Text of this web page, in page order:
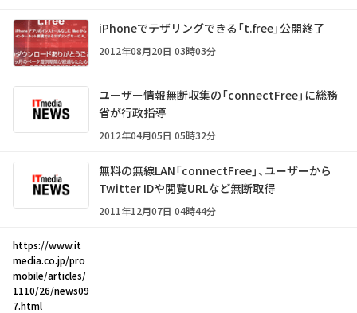
iPhoneでテザリングできる「t.free」公開終了
2012年08月20日 03時03分
ユーザー情報無断収集の「connectFree」に総務
省が行政指導
2012年04月05日 05時32分
無料の無線LAN「connectFree」、ユーザーから
Twitter IDや閲覧URLなど無断取得
2011年12月07日 04時44分
https://www.it
media.co.jp/pro
mobile/articles/
1110/26/news09
7.html